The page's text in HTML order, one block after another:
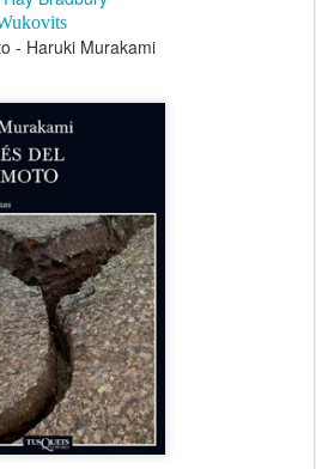
- Haruki Murakami